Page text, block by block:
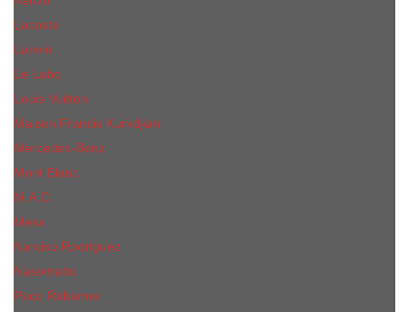
Lacoste
Lanvin
Le Labo
Louis Vuitton
Maison Francis Kurkdjian
Mercedes-Benz
Mont Blanc
M.А.C.
Mexx
Narciso Rodriguez
Nasomatto
Paco Rabanne